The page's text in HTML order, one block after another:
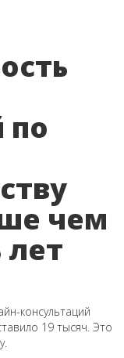
по
чем
лет
консультаций
19 тысяч. Это